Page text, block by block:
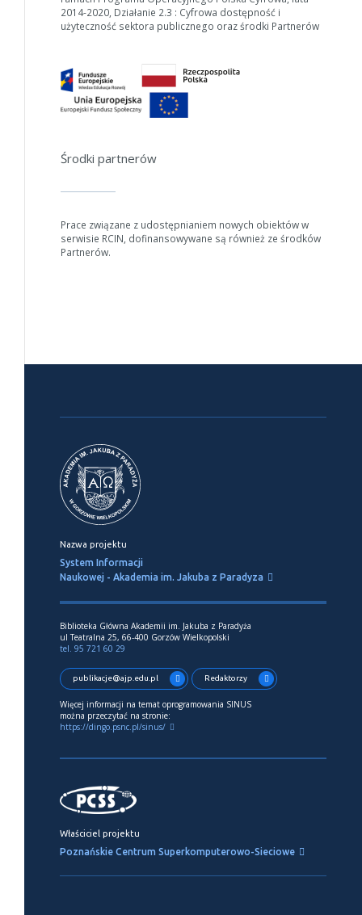
W zależności od ilości danych do przetworzenia generowanie pliku
może się wydłużyć.
Jeśli generowanie trwa zbyt długo można ograniczyć dane np.
zmniejszając zakres lat.
2014-2020, Działanie 2.3 : Cyfrowa dostępność i
użyteczność sektora publicznego oraz środki Partnerów
Środki partnerów
Prace związane z udostępnianiem nowych obiektów w
serwisie RCIN, dofinansowywane są również ze środków
Partnerów.
Nazwa projektu
System Informacji
Naukowej - Akademia im. Jakuba z Paradyza
Biblioteka Główna Akademii im. Jakuba z Paradyża
ul Teatralna 25, 66-400 Gorzów Wielkopolski
tel. 95 721 60 29
publikacje@ajp.edu.pl Redaktorzy
Więcej informacji na temat oprogramowania SINUS
można przeczytać na stronie:
https://dingo.psnc.pl/sinus/
Właściciel projektu
Poznańskie Centrum Superkomputerowo-Sieciowe